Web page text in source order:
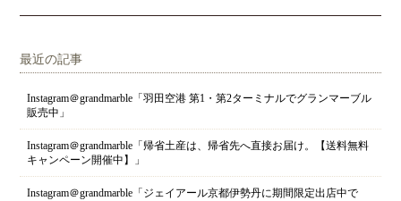
最近の記事
Instagram＠grandmarble「羽田空港 第1・第2ターミナルでグランマーブル
販売中」
Instagram＠grandmarble「帰省土産は、帰省先へ直接お届け。【送料無料
キャンペーン開催中】」
Instagram＠grandmarble「ジェイアール京都伊勢丹に期間限定出店中で